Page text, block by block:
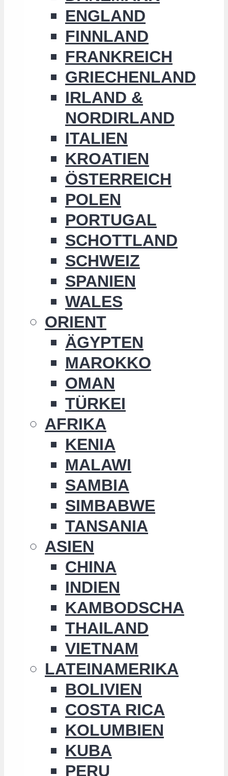
ENGLAND
FINNLAND
FRANKREICH
GRIECHENLAND
IRLAND &
NORDIRLAND
ITALIEN
KROATIEN
ÖSTERREICH
POLEN
PORTUGAL
SCHOTTLAND
SCHWEIZ
SPANIEN
WALES
ORIENT
ÄGYPTEN
MAROKKO
OMAN
TÜRKEI
AFRIKA
KENIA
MALAWI
SAMBIA
SIMBABWE
TANSANIA
ASIEN
CHINA
INDIEN
KAMBODSCHA
THAILAND
VIETNAM
LATEINAMERIKA
BOLIVIEN
COSTA RICA
KOLUMBIEN
KUBA
PERU